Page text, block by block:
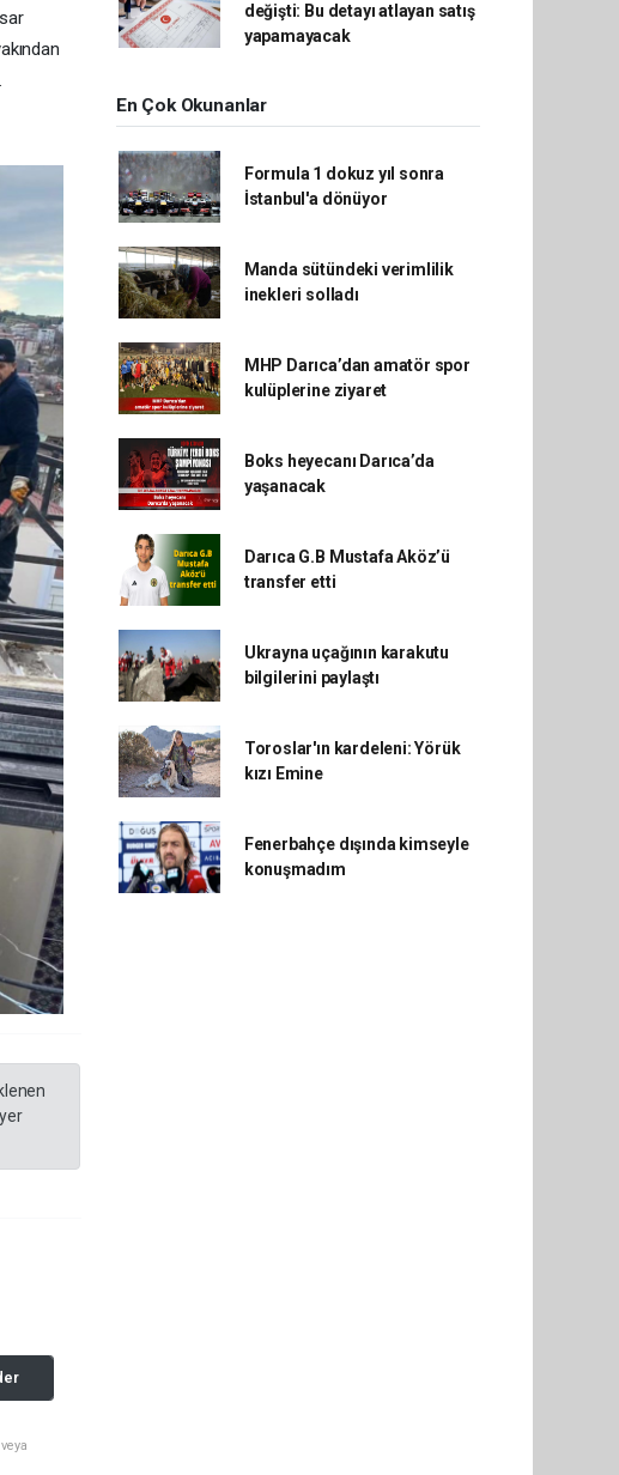
değişti: Bu detayı atlayan satış
yapamayacak
En Çok Okunanlar
Formula 1 dokuz yıl sonra
İstanbul'a dönüyor
Manda sütündeki verimlilik
inekleri solladı
MHP Darıca’dan amatör spor
kulüplerine ziyaret
Boks heyecanı Darıca’da
yaşanacak
Darıca G.B Mustafa Aköz’ü
transfer etti
Ukrayna uçağının karakutu
bilgilerini paylaştı
Toroslar'ın kardeleni: Yörük
kızı Emine
Fenerbahçe dışında kimseyle
konuşmadım